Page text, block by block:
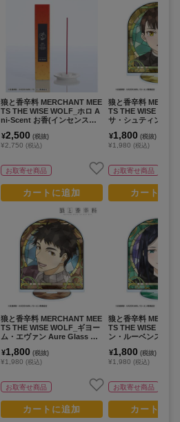
狼と香辛料 MERCHANT MEE
TS THE WISE WOLF_ホロ A
ni-Scent お香(インセンスス
¥2,500 (税抜)
¥2,750 (税込)
お取寄せ商品
カートに追加
狼と香辛料 MERCHANT MEE
TS THE WISE WOLF_ギヨー
ム・エヴァン Aure Glass BI
¥1,800 (税抜)
¥1,980 (税込)
お取寄せ商品
カートに追加
狼と香辛料
TS THE WISE
サ・シュティングハ
ド
¥1,800 (税抜)
¥1,980 (税込)
お取寄せ商品
カートに
狼と香辛料
TS THE WISE
ン・ルーベンス
¥1,800 (税抜)
¥1,980 (税込)
お取寄せ商品
カートに